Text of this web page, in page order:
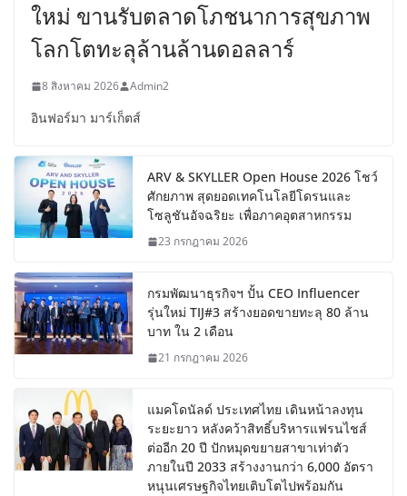
ใหม่ ขานรับตลาดโภชนาการสุขภาพ
โลกโตทะลุล้านล้านดอลลาร์
8 สิงหาคม 2026 Admin2
อินฟอร์มา มาร์เก็ตส์
ARV & SKYLLER Open House 2026 โชว์
ศักยภาพ สุดยอดเทคโนโลยีโดรนและ
โซลูชันอัจฉริยะ เพื่อภาคอุตสาหกรรม
23 กรกฎาคม 2026
กรมพัฒนาธุรกิจฯ ปั้น CEO Influencer
รุ่นใหม่ TIJ#3 สร้างยอดขายทะลุ 80 ล้าน
บาท ใน 2 เดือน
21 กรกฎาคม 2026
แมคโดนัลด์ ประเทศไทย เดินหน้าลงทุน
ระยะยาว หลังคว้าสิทธิ์บริหารแฟรนไชส์
ต่ออีก 20 ปี ปักหมุดขยายสาขาเท่าตัว
ภายในปี 2033 สร้างงานกว่า 6,000 อัตรา
หนุนเศรษฐกิจไทยเติบโตไปพร้อมกัน